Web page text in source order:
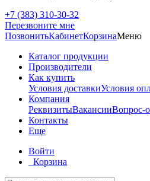
+7 (383) 310-30-32
Перезвоните мне
ПозвонитьКабинетКорзинаМеню
Каталог продукции
Производители
Как купить
Условия доставкиУсловия
Компания
РеквизитыВакансииВопрос-
Контакты
Еще
Войти
Корзина